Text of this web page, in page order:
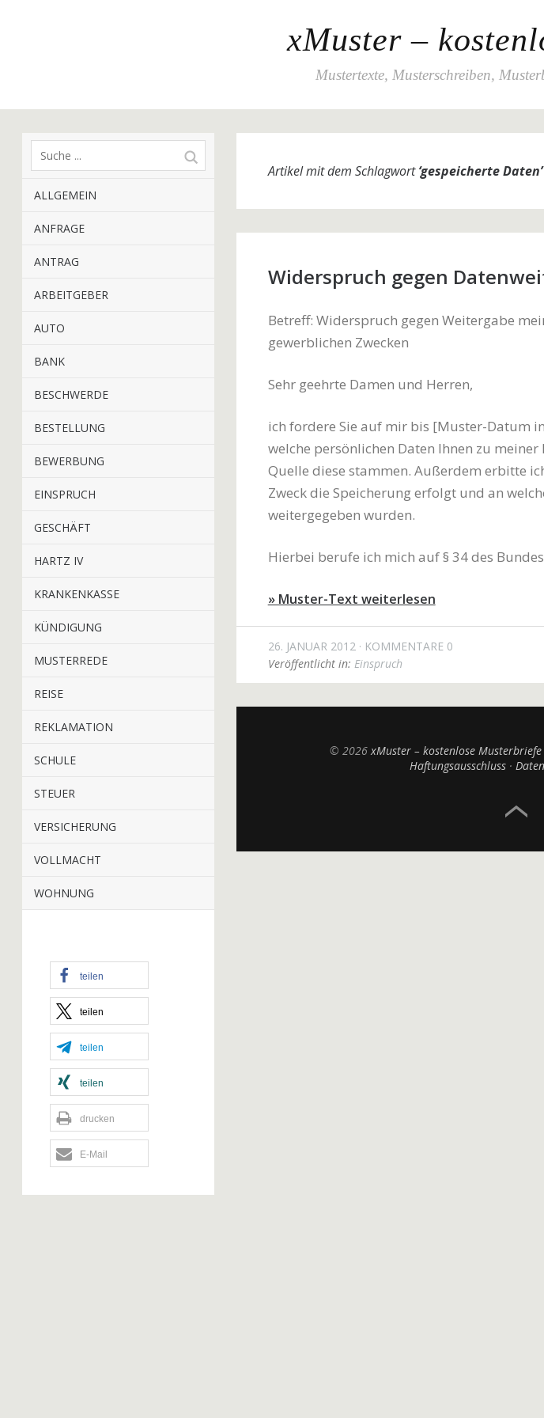
xMuster –
Mustertexte, Musterschreiben,
ALLGEMEIN
ANFRAGE
ANTRAG
ARBEITGEBER
AUTO
BANK
BESCHWERDE
BESTELLUNG
BEWERBUNG
EINSPRUCH
GESCHÄFT
HARTZ IV
KRANKENKASSE
KÜNDIGUNG
MUSTERREDE
REISE
REKLAMATION
SCHULE
STEUER
VERSICHERUNG
VOLLMACHT
WOHNUNG
teilen
teilen
teilen
teilen
drucken
E-Mail
Artikel mit dem Schlagwort‘gespeicherte Daten’
Widerspruch gegen
Betreff: Widerspruch gegen Weitergabe
gewerblichen Zwecken
Sehr geehrte Damen und Herren,
ich fordere Sie auf mir bis [Muster-Datum
welche persönlichen Daten Ihnen zu
Quelle diese stammen. Außerdem erbitte
Zweck die Speicherung erfolgt und an
weitergegeben wurden.
Hierbei berufe ich mich auf § 34 des
» Muster-Text weiterlesen
26. JANUAR 2012
KOMMENTARE 0
Veröffentlicht in: Einspruch
© 2026xMuster – kostenlose Musterbriefe
Haftungsausschluss